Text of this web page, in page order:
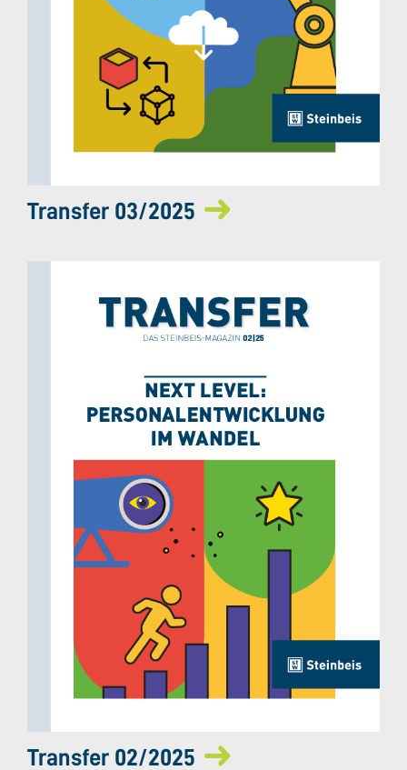
Transfer 03/2025
Transfer 02/2025